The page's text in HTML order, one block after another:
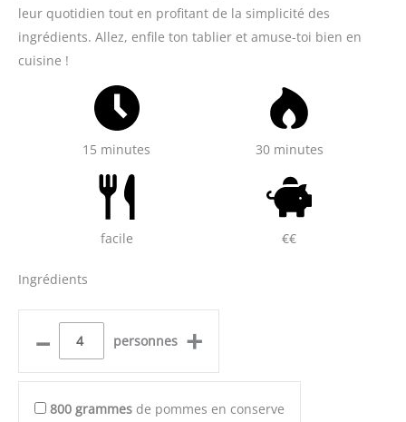
leur quotidien tout en profitant de la simplicité des
ingrédients. Allez, enfile ton tablier et amuse-toi bien en
cuisine !
15 minutes 30 minutes
facile €€
Ingrédients
– personnes +
800 grammes de pommes en conserve